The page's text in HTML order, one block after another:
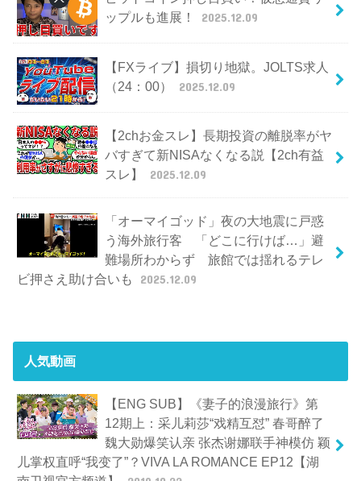
ップルも進展！
2025.12.09
【FXライブ】損切り地獄。JOLTS求人
（24：00）
2025.12.09
【2chお金スレ】長期投資の離脱率がヤ
バすぎて新NISAなくなる説【2ch有益
スレ】
2025.12.09
「オーマイゴッド」夜の大地震に戸惑
う海外旅行客 「どこに行けば…」避
難場所わからず 旅館では揺れるテレ
ビ押さえ助け合いも
2025.12.09
人気動画
【ENG SUB】《妻子的浪漫旅行》第
12期上：采儿莉莎“戏精互怼” 春哥醉了
魏大勋爆笑认亲 张杰谢娜联手神模仿 颖
儿掌权直呼“我变了”？VIVA LA ROMANCE EP12【湖